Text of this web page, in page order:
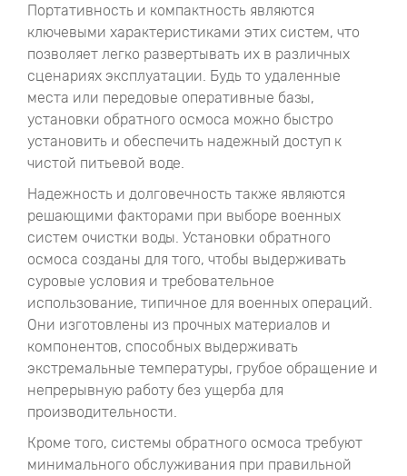
Портативность и компактность являются
ключевыми характеристиками этих систем, что
позволяет легко развертывать их в различных
сценариях эксплуатации. Будь то удаленные
места или передовые оперативные базы,
установки обратного осмоса можно быстро
установить и обеспечить надежный доступ к
чистой питьевой воде.
Надежность и долговечность также являются
решающими факторами при выборе военных
систем очистки воды. Установки обратного
осмоса созданы для того, чтобы выдерживать
суровые условия и требовательное
использование, типичное для военных операций.
Они изготовлены из прочных материалов и
компонентов, способных выдерживать
экстремальные температуры, грубое обращение и
непрерывную работу без ущерба для
производительности.
Кроме того, системы обратного осмоса требуют
минимального обслуживания при правильной